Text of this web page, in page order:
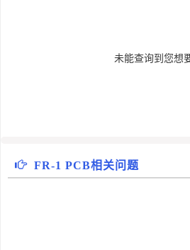
未能查询到您想
FR-1 PCB相关问题